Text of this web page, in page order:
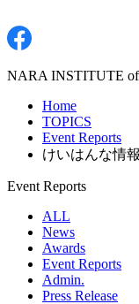
NARA INSTITUTE
Home
TOPICS
Event Reports
けいはんな情
Event Reports
ALL
News
Awards
Event Reports
Admin.
Press Release